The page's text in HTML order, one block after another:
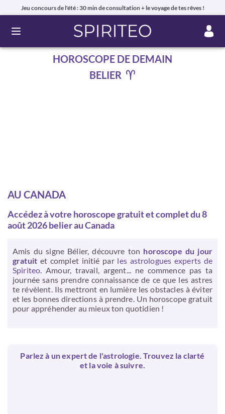
Jeu concours de l'été : 30 min de consultation + le voyage de tes rêves !
Ouvrir le menu
HOROSCOPE DE DEMAIN
BELIER
AU CANADA
Accédez à votre horoscope gratuit et complet du 8
août 2026 belier au Canada
Amis du signe Bélier, découvre ton horoscope du jour
gratuit et complet initié par les astrologues experts de
Spiriteo. Amour, travail, argent... ne commence pas ta
journée sans prendre connaissance de ce que les astres
te révèlent. Ils mettront en lumière les obstacles à éviter
et les bonnes directions à prendre. Un horoscope gratuit
pour appréhender au mieux ton quotidien !
Parlez à un expert de l'astrologie. Trouvez la clarté
et la voie à suivre.